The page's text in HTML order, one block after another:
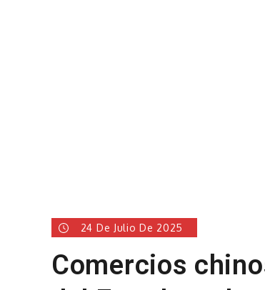
24 De Julio De 2025
Comercios